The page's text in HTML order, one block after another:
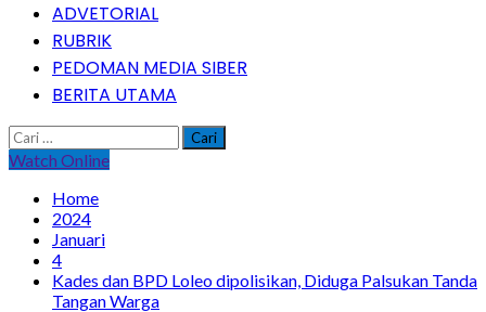
ADVETORIAL
RUBRIK
PEDOMAN MEDIA SIBER
BERITA UTAMA
Cari
untuk:
Watch Online
Home
2024
Januari
4
Kades dan BPD Loleo dipolisikan, Diduga Palsukan Tanda
Tangan Warga